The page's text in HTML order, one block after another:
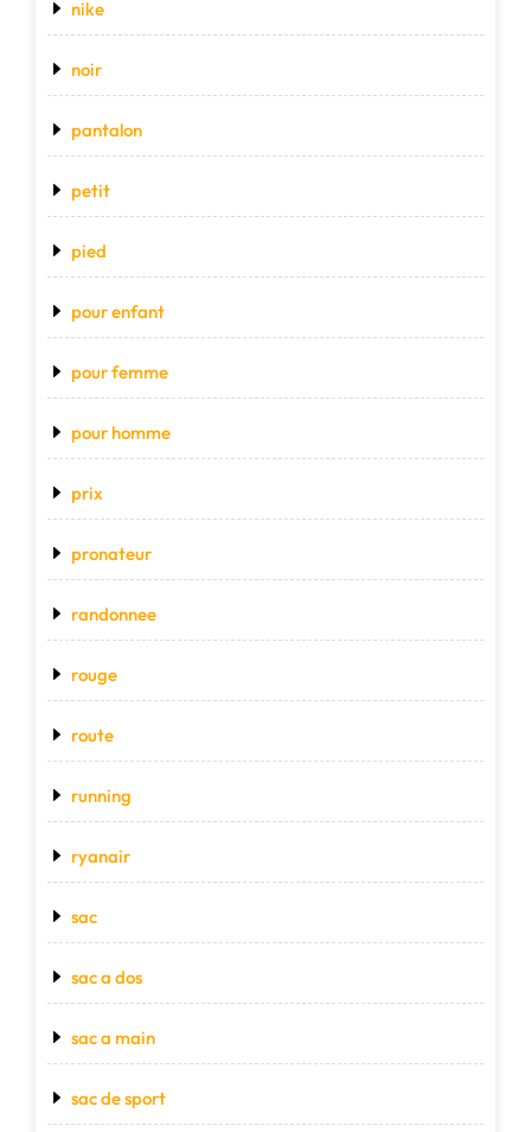
nike
noir
pantalon
petit
pied
pour enfant
pour femme
pour homme
prix
pronateur
randonnee
rouge
route
running
ryanair
sac
sac a dos
sac a main
sac de sport